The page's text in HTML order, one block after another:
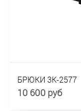
БРЮКИ 3К-2577
10 600 руб